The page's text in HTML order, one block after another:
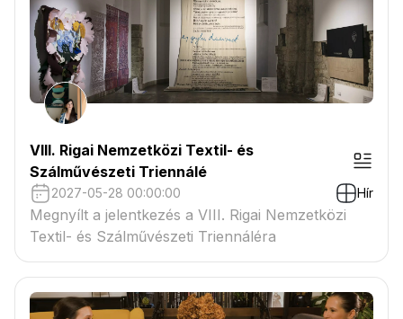
VIII. Rigai Nemzetközi Textil- és
Szálművészeti Triennálé
2027-05-28 00:00:00 Hír
Megnyílt a jelentkezés a VIII. Rigai Nemzetközi
Textil- és Szálművészeti Triennáléra